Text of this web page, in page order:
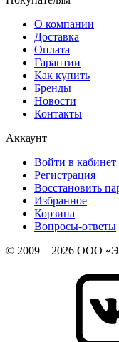
О компании
Доставка
Оплата
Гарантии
Как купить
Бренды
Новости
Контакты
Аккаунт
Войти в кабинет
Регистрация
Восстановить
Избранное
Корзина
Вопросы-ответы
© 2009 – 2026 ООО